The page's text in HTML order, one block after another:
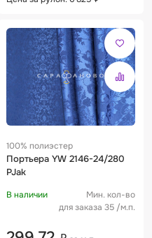
100% полиэстер
Портьера YW 2146-24/280
PJak
В наличии
Мин. кол-во
для заказа 35 /м.п.